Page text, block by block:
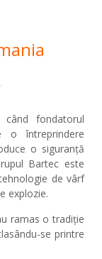
fondatorul
o întreprindere
o siguranță
Bartec este
de vârf
explozie.
ramas o tradiție
se printre